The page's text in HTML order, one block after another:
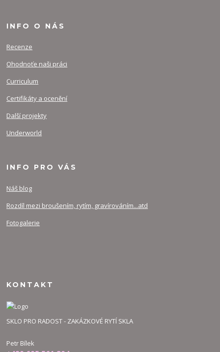
INFO O NÁS
Recenze
Ohodnoťe naši práci
Curriculum
Certifikáty a ocenění
Další projekty
Underworld
INFO PRO VÁS
Náš blog
Rozdíl mezi broušením, rytím, gravírováním...atd
Fotogalerie
KONTAKT
SKLO PRO RADOST - ZAKÁZKOVÉ RYTÍ SKLA
Petr Bílek